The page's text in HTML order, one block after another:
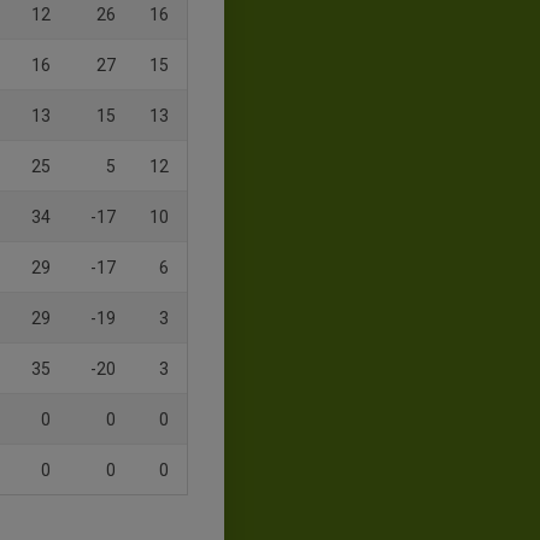
12 26 16
16 27 15
13 15 13
25 5 12
34 -17 10
29 -17 6
29 -19 3
35 -20 3
0 0 0
0 0 0